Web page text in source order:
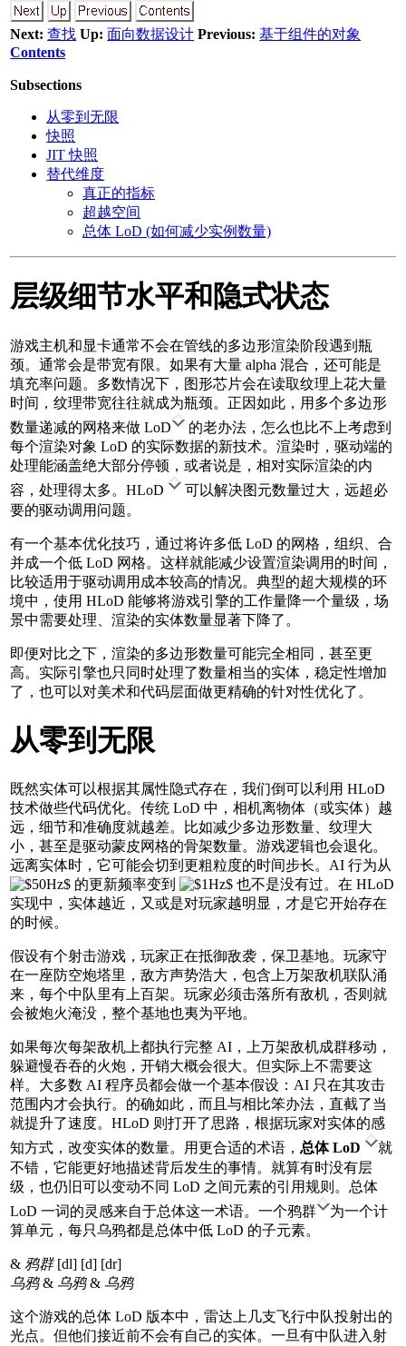
Next: 查找 Up: 面向数据设计 Previous: 基于组件的对象
Contents
Subsections
从零到无限
快照
JIT 快照
替代维度
真正的指标
超越空间
总体 LoD (如何减少实例数量)
层级细节水平和隐式状态
游戏主机和显卡通常不会在管线的多边形渲染阶段遇到瓶
颈。通常会是带宽有限。如果有大量 alpha 混合，还可能是
填充率问题。多数情况下，图形芯片会在读取纹理上花大量
时间，纹理带宽往往就成为瓶颈。正因如此，用多个多边形
数量递减的网格来做 LoD
的老办法，怎么也比不上考虑到
每个渲染对象 LoD 的实际数据的新技术。渲染时，驱动端的
处理能涵盖绝大部分停顿，或者说是，相对实际渲染的内
容，处理得太多。HLoD
可以解决图元数量过大，远超必
要的驱动调用问题。
有一个基本优化技巧，通过将许多低 LoD 的网格，组织、合
并成一个低 LoD 网格。这样就能减少设置渲染调用的时间，
比较适用于驱动调用成本较高的情况。典型的超大规模的环
境中，使用 HLoD 能够将游戏引擎的工作量降一个量级，场
景中需要处理、渲染的实体数量显著下降了。
即便对比之下，渲染的多边形数量可能完全相同，甚至更
高。实际引擎也只同时处理了数量相当的实体，稳定性增加
了，也可以对美术和代码层面做更精确的针对性优化了。
从零到无限
既然实体可以根据其属性隐式存在，我们倒可以利用 HLoD
技术做些代码优化。传统 LoD 中，相机离物体（或实体）越
远，细节和准确度就越差。比如减少多边形数量、纹理大
小，甚至是驱动蒙皮网格的骨架数量。游戏逻辑也会退化。
远离实体时，它可能会切到更粗粒度的时间步长。AI 行为从
的更新频率变到
也不是没有过。在 HLoD
实现中，实体越近，又或是对玩家越明显，才是它开始存在
的时候。
假设有个射击游戏，玩家正在抵御敌袭，保卫基地。玩家守
在一座防空炮塔里，敌方声势浩大，包含上万架敌机联队涌
来，每个中队里有上百架。玩家必须击落所有敌机，否则就
会被炮火淹没，整个基地也夷为平地。
如果每次每架敌机上都执行完整 AI，上万架敌机成群移动，
躲避慢吞吞的火炮，开销大概会很大。但实际上不需要这
样。大多数 AI 程序员都会做一个基本假设：AI 只在其攻击
范围内才会执行。的确如此，而且与相比笨办法，直截了当
就提升了速度。HLoD 则打开了思路，根据玩家对实体的感
知方式，改变实体的数量。用更合适的术语，总体 LoD
就
不错，它能更好地描述背后发生的事情。就算有时没有层
级，也仍旧可以变动不同 LoD 之间元素的引用规则。总体
LoD 一词的灵感来自于总体这一术语。一个鸦群
为一个计
算单元，每只乌鸦都是总体中低 LoD 的子元素。
&鸦群[dl] [d] [dr]
乌鸦&乌鸦&乌鸦
这个游戏的总体 LoD 版本中，雷达上几支飞行中队投射出的
光点。但他们接近前不会有自己的实体。一旦有中队进入射